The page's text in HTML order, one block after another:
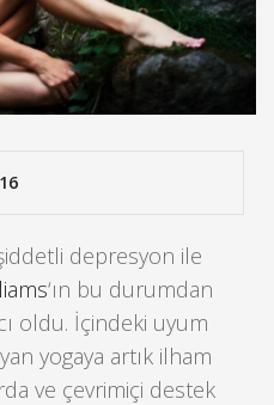
depresyon ile
‘ın bu durumdan
oldu. İçindeki uyum
yogaya artık ilham
ve çevrimiçi destek